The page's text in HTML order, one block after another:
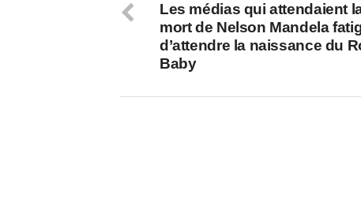
Les médias qui attendaient
mort de Nelson Mandela
d’attendre la naissance du
Baby